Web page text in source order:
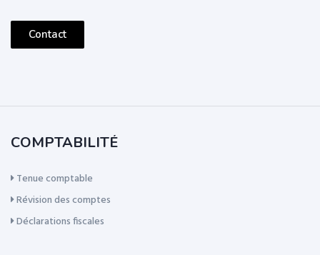
Contact
COMPTABILITÉ
Tenue comptable
Révision des comptes
Déclarations fiscales